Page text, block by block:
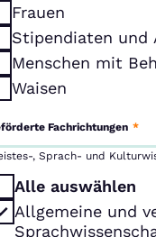
Frauen
Stipendiaten und
Menschen mit
Waisen
Fachrichtungen *
, Sprach- und
Alle auswählen
Allgemeine und